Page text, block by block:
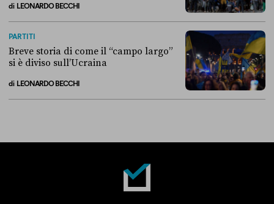
di LEONARDO BECCHI
PARTITI
Breve storia di come il “campo largo”
si è diviso sull’Ucraina
di LEONARDO BECCHI